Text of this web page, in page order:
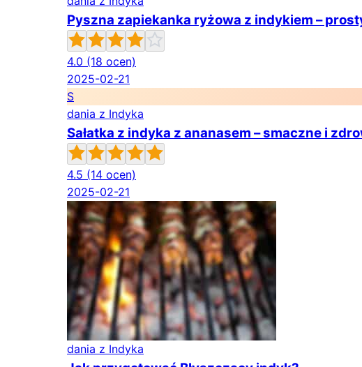
Pyszna zapiekanka ryżowa z indykiem –
4.0 (18 ocen)
2025-02-21
S
dania z Indyka
Sałatka z indyka z ananasem – smaczne i
4.5 (14 ocen)
2025-02-21
dania z Indyka